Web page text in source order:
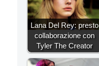
Lana Del Rey: presto
collaborazione con
Tyler The Creator